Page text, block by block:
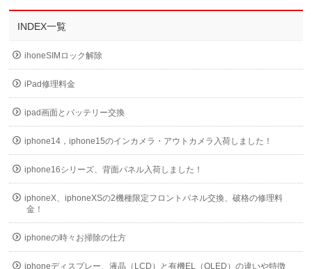
INDEX一覧
ihoneSIMロック解除
iPad修理料金
ipad画面とバッテリー交換
iphone14，iphone15のインカメラ・アウトカメラ入荷しました！
iphone16シリーズ、背面パネル入荷しました！
iphoneX、iphoneXSの2機種限定フロントパネル交換、破格の修理料
金！
iphoneの時々お掃除の仕方
iphoneディスプレー、液晶（LCD）と有機EL（OLED）の違いや特徴